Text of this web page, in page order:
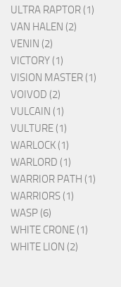
ULTRA RAPTOR (1)
VAN HALEN (2)
VENIN (2)
VICTORY (1)
VISION MASTER (1)
VOIVOD (2)
VULCAIN (1)
VULTURE (1)
WARLOCK (1)
WARLORD (1)
WARRIOR PATH (1)
WARRIORS (1)
WASP (6)
WHITE CRONE (1)
WHITE LION (2)